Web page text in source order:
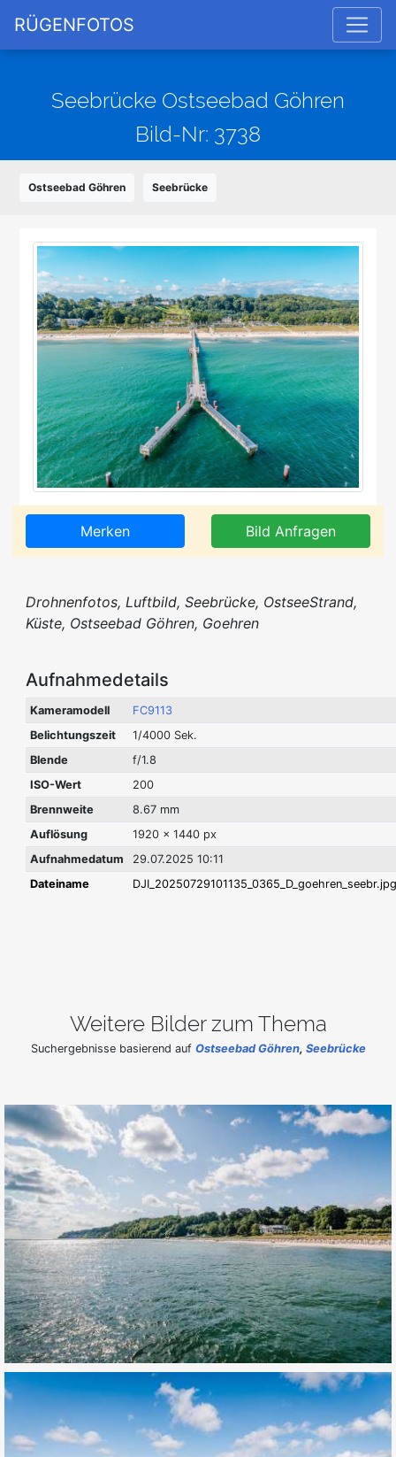
RÜGENFOTOS
Seebrücke Ostseebad Göhren
Bild-Nr: 3738
Ostseebad Göhren Seebrücke
Merken Bild Anfragen
Drohnenfotos, Luftbild, Seebrücke, OstseeStrand,
Küste, Ostseebad Göhren, Goehren
Aufnahmedetails
Kameramodell
FC9113
Belichtungszeit
1/4000 Sek.
Blende
f/1.8
ISO-Wert
200
Brennweite
8.67 mm
Auflösung
1920 x 1440 px
Aufnahmedatum
29.07.2025 10:11
Dateiname
DJI_20250729101135_0365_D_goehren_seebr.jpg
Weitere Bilder zum Thema
Suchergebnisse basierend auf Ostseebad Göhren, Seebrücke